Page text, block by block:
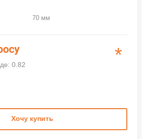
70 мм
0.82 *
Хочу купить